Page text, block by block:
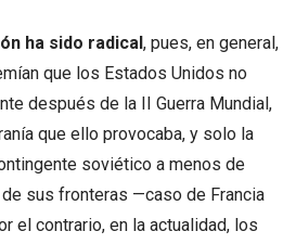
ha sido radical, pues, en general,
que los Estados Unidos no
después de la II Guerra Mundial,
que ello provocaba, y solo la
soviético a menos de
sus fronteras —caso de Francia
el contrario, en la actualidad, los